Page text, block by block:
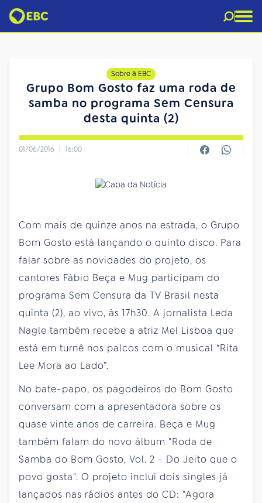
Sobre a EBC
Grupo Bom Gosto faz uma roda de
samba no programa Sem Censura
desta quinta (2)
01/06/2016 | 16:00
Com mais de quinze anos na estrada, o Grupo
Bom Gosto está lançando o quinto disco. Para
falar sobre as novidades do projeto, os
cantores Fábio Beça e Mug participam do
programa Sem Censura da TV Brasil nesta
quinta (2), ao vivo, às 17h30. A jornalista Leda
Nagle também recebe a atriz Mel Lisboa que
está em turnê nos palcos com o musical “Rita
Lee Mora ao Lado”.
No bate-papo, os pagodeiros do Bom Gosto
conversam com a apresentadora sobre os
quase vinte anos de carreira. Beça e Mug
também falam do novo álbum "Roda de
Samba do Bom Gosto, Vol. 2 - Do Jeito que o
povo gosta". O projeto inclui dois singles já
lançados nas rádios antes do CD: "Agora